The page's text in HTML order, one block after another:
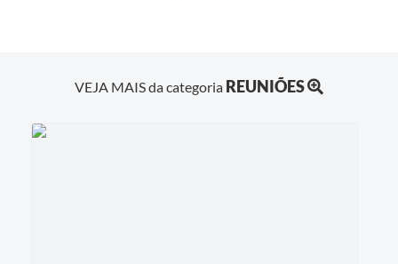
VEJA MAIS da categoria REUNIÕES